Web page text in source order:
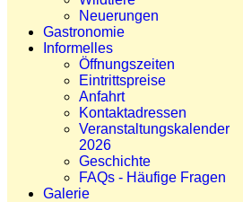
Neuerungen
Gastronomie
Informelles
Öffnungszeiten
Eintrittspreise
Anfahrt
Kontaktadressen
Veranstaltungskalender
2026
Geschichte
FAQs - Häufige Fragen
Galerie